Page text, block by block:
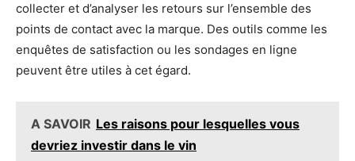
collecter et d’analyser les retours sur l’ensemble des
points de contact avec la marque. Des outils comme les
enquêtes de satisfaction ou les sondages en ligne
peuvent être utiles à cet égard.
A SAVOIR Les raisons pour lesquelles vous
devriez investir dans le vin